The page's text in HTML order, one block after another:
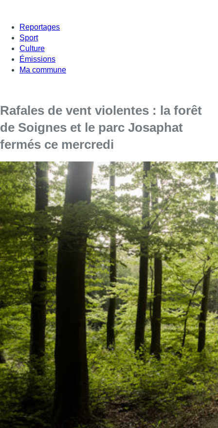
Reportages
Sport
Culture
Émissions
Ma commune
Rafales de vent violentes : la forêt
de Soignes et le parc Josaphat
fermés ce mercredi